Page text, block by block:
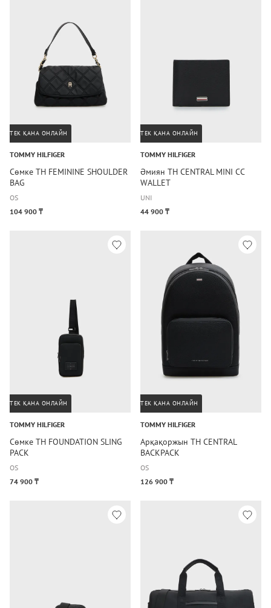
ТЕК ҚАНА ОНЛАЙН
TOMMY HILFIGER
Сөмке TH FEMININE SHOULDER
BAG
OS
104 900 ₸
ТЕК ҚАНА ОНЛАЙН
TOMMY HILFIGER
Әмиян TH CENTRAL MINI CC
WALLET
UNI
44 900 ₸
ТЕК ҚАНА ОНЛАЙН
TOMMY HILFIGER
Сөмке TH FOUNDATION SLING
PACK
OS
74 900 ₸
ТЕК ҚАНА ОНЛАЙН
TOMMY HILFIGER
Арқақоржын TH CENTRAL
BACKPACK
OS
126 900 ₸